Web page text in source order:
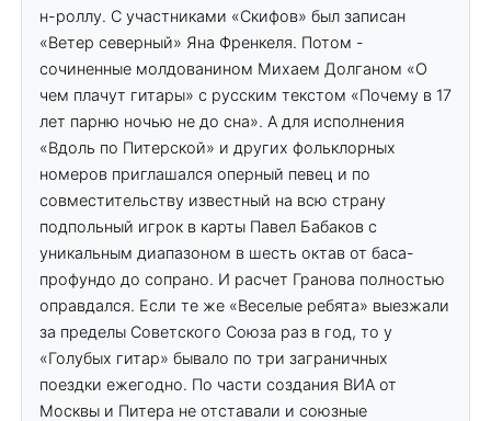
н-роллу. С участниками «Скифов» был записан
«Ветер северный» Яна Френкеля. Потом -
сочиненные молдованином Михаем Долганом «О
чем плачут гитары» с русским текстом «Почему в 17
лет парню ночью не до сна». А для исполнения
«Вдоль по Питерской» и других фольклорных
номеров приглашался оперный певец и по
совместительству известный на всю страну
подпольный игрок в карты Павел Бабаков с
уникальным диапазоном в шесть октав от баса-
профундо до сопрано. И расчет Гранова полностью
оправдался. Если те же «Веселые ребята» выезжали
за пределы Советского Союза раз в год, то у
«Голубых гитар» бывало по три заграничных
поездки ежегодно. По части создания ВИА от
Москвы и Питера не отставали и союзные